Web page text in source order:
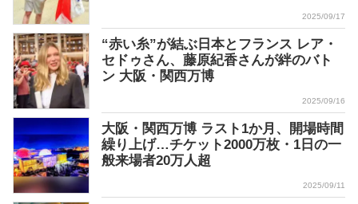
2025/09/17
“赤い糸”が結ぶ日本とフランス レア・
セドゥさん、藤原紀香さんが絆のバト
ン 大阪・関西万博
2025/09/16
大阪・関西万博 ラスト1か月、開場時間
繰り上げ…チケット2000万枚・1日の一
般来場者20万人超
2025/09/11